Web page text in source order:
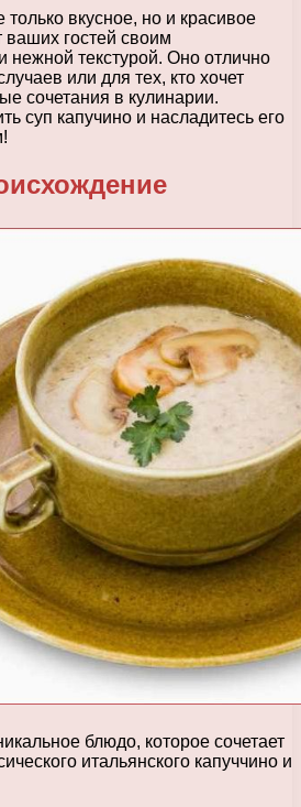
вкусное, но и красивое
ваших гостей своим
нежной текстурой. Оно отлично
или для тех, кто хочет
сочетания в кулинарии.
суп капучино и насладитесь его
блюдо, которое сочетает
итальянского капуччино и